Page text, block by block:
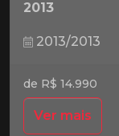
2013
2013/2013
de R$ 14.990
Ver mais